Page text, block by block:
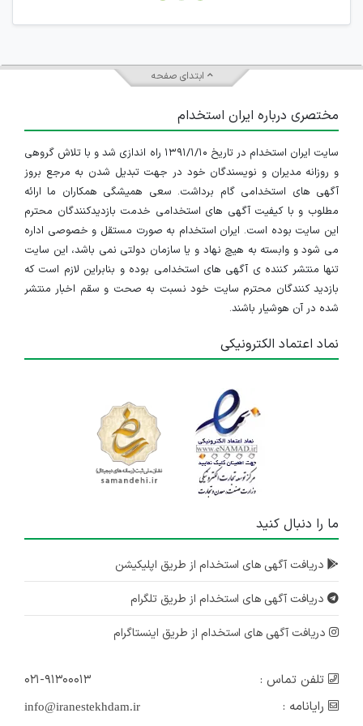
ابتدای صفحه
مختصری درباره ایران استخدام
سایت ایران استخدام در تاریخ ۱۳۹۱/۱/۱۰ راه اندازی شد و با تلاش گروهی
و روزانه مدیران و نویسندگان خود در جهت تبدیل شدن به مرجع بروز
آگهی های استخدامی گام برداشت. سعی همیشگی همکاران ما ارائه
مطلوب و با کیفیت آگهی های استخدامی خدمت بازدیدکنندگان محترم
این سایت بوده است. ایران استخدام به صورت مستقل و خصوصی اداره
می شود و وابسته به هیچ نهاد و یا سازمان دولتی نمی باشد، این سایت
تنها منتشر کننده ی آگهی های استخدامی بوده و بنابراین لازم است که
بازدید کنندگان محترم سایت خود نسبت به صحت و سقم اخبار منتشر
شده در آن هوشیار باشند.
نماد اعتماد الکترونیکی
ما را دنبال کنید
دریافت آگهی های استخدام از طریق اپلیکیشن
دریافت آگهی های استخدام از طریق تلگرام
دریافت آگهی های استخدام از طریق اینستاگرام
تلفن تماس :
۰۲۱-۹۱۳۰۰۰۱۳
رایانامه :
info@iranestekhdam.ir